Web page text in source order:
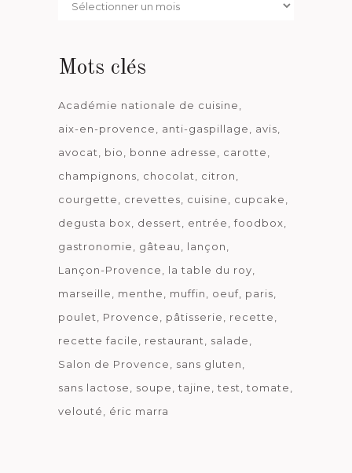
Mots clés
Académie nationale de cuisine
aix-en-provence
anti-gaspillage
avis
avocat
bio bonne adresse
carotte
champignons
chocolat
citron
courgette
crevettes cuisine
cupcake
degusta box
dessert entrée
foodbox
gastronomie
gâteau
lançon
Lançon-Provence
la table du roy
marseille
menthe muffin oeuf paris
poulet
Provence pâtisserie
recette
recette facile
restaurant
salade
Salon de Provence
sans gluten
sans lactose
soupe tajine test
tomate
velouté
éric marra